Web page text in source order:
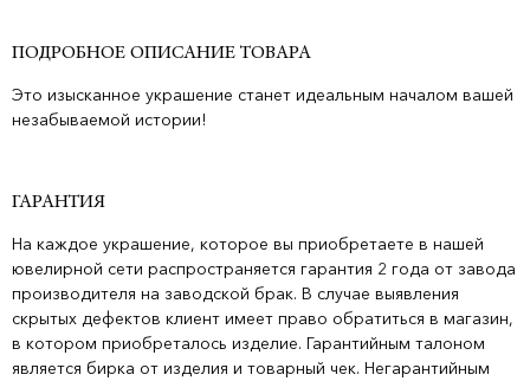
ПОДРОБНОЕ ОПИСАНИЕ ТОВАРА
Это изысканное украшение станет идеальным началом вашей
незабываемой истории!
ГАРАНТИЯ
На каждое украшение, которое вы приобретаете в нашей
ювелирной сети распространяется гарантия 2 года от завода
производителя на заводской брак. В случае выявления
скрытых дефектов клиент имеет право обратиться в магазин,
в котором приобреталось изделие. Гарантийным талоном
является бирка от изделия и товарный чек. Негарантийным